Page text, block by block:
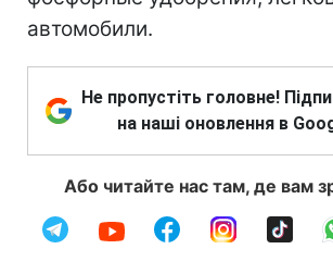
автомобили.
Не пропустіть головне!
на наші оновлення в
Або читайте нас там, де вам